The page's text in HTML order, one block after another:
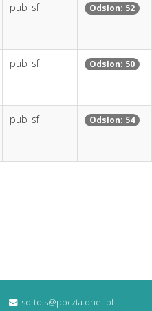
pub_sf Odsłon: 52
pub_sf Odsłon: 50
pub_sf Odsłon: 54
softdis@poczta.onet.pl